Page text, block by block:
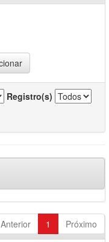
Registro(s)
Anterior 1 Próximo